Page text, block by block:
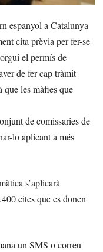
espanyol a Catalunya
cita prèvia per fer-se
el permís de
de fer cap tràmit
que les màfies que
de comissaries de
lo aplicant a més
s’aplicarà
cites que es donen
un SMS o correu